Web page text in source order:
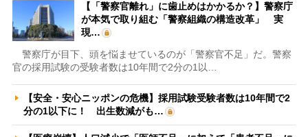
【「警察官離れ」に歯止めはかかるか？】警察庁
が本気で取り組む「警察組織の構造改革」 実
現…
警察庁が目下、頭を悩ませているのが「警察官不足」だ。警察
官の採用試験の受験者数は10年間で2分の1以…
【安全・安心ニッポンの危機】採用試験受験者数は10年間で2
分の1以下に！ 出生数減がも…